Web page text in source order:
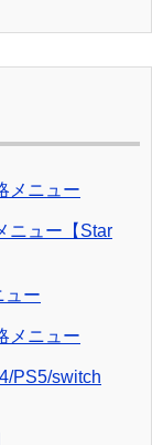
メニュー
ニュー【Star
ュー
メニュー
PS5/switch